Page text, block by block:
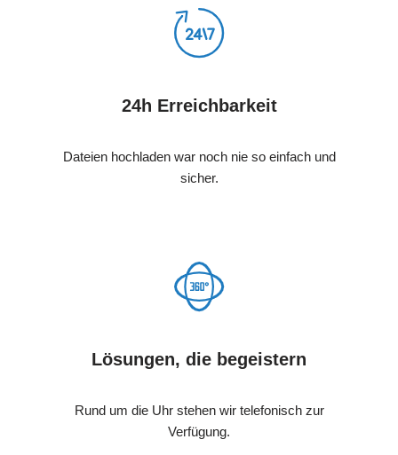
24h Erreichbarkeit
Dateien hochladen war noch nie so einfach und
sicher.
Lösungen, die begeistern
Rund um die Uhr stehen wir telefonisch zur
Verfügung.